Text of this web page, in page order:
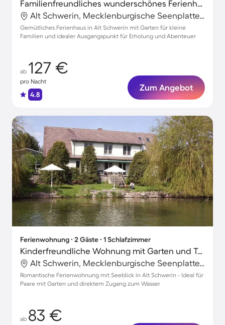
Familienfreundliches wunderschönes Ferienhaus mit Garten und Terrasse
Alt Schwerin, Mecklenburgische Seenplatte, Deutschland
Gemütliches Ferienhaus in Alt Schwerin mit Garten für kleine
Familien und idealer Ausgangspunkt für Erholung und Abenteuer
ab 127 €
pro Nacht
4.8
Zum Angebot
Ferienwohnung ∙ 2 Gäste ∙ 1 Schlafzimmer
Kinderfreundliche Wohnung mit Garten und Terrasse | Seeblick
Alt Schwerin, Mecklenburgische Seenplatte, Deutschland
Romantische Ferienwohnung mit Seeblick in Alt Schwerin - Ideal für
Paare mit Garten und direktem Zugang zum Wasser
ab 83 €